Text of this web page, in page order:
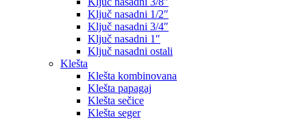
Ključ nasadni 1/2″
Ključ nasadni 3/4″
Ključ nasadni 1″
Ključ nasadni ostali
Klešta
Klešta kombinovana
Klešta papagaj
Klešta sečice
Klešta seger